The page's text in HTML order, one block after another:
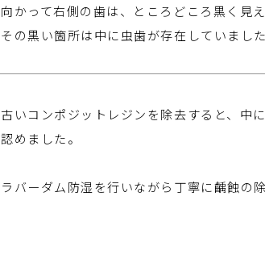
向かって右側の歯は、ところどころ黒く見
その黒い箇所は中に虫歯が存在していました
古いコンポジットレジンを除去すると、中
認めました。
ラバーダム防湿を行いながら丁寧に齲蝕の